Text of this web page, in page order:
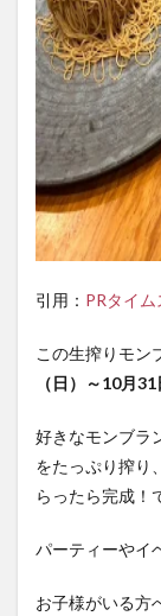
引用： PRタイム
この生搾りモン
（日）～10月
好きなモンブラ
をたっぷり搾り
らったら完成！
パーティーやイ
お子様がいる方